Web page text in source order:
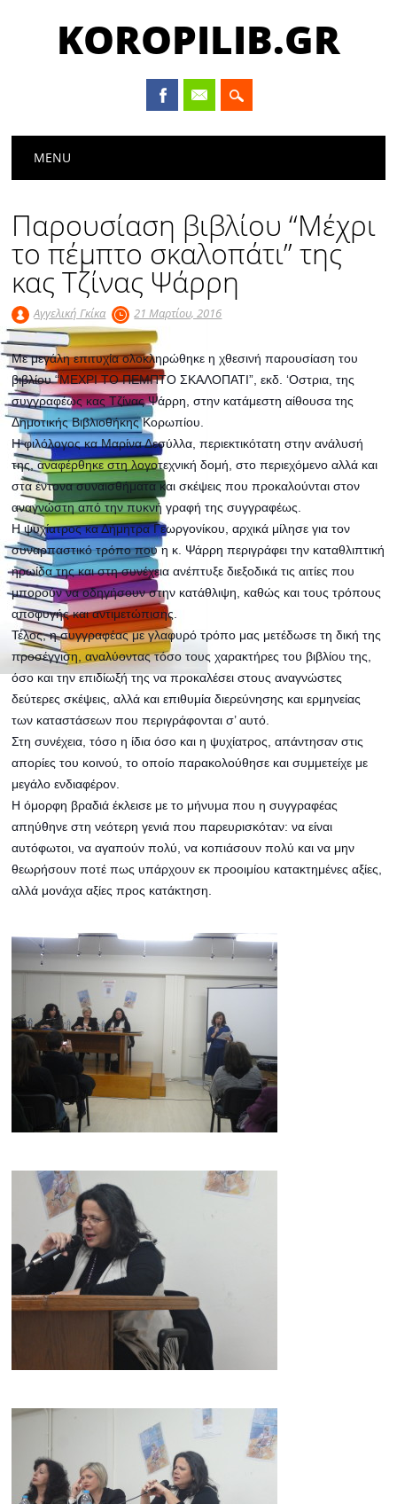
KOROPILIB.GR
Main menu
MENU
Παρουσίαση βιβλίου “Μέχρι
το πέμπτο σκαλοπάτι” της
κας Τζίνας Ψάρρη
Αγγελική Γκίκα 21 Μαρτίου, 2016
Με μεγάλη επιτυχία ολοκληρώθηκε η χθεσινή παρουσίαση του
βιβλίου “MEΧΡΙ ΤΟ ΠΕΜΠΤΟ ΣΚΑΛΟΠΑΤΙ”, εκδ. ‘Οστρια, της
συγγραφέως κας Τζίνας Ψάρρη, στην κατάμεστη αίθουσα της
Δημοτικής Βιβλιοθήκης Κορωπίου.
Η φιλόλογος κα Μαρίνα Δεσύλλα, περιεκτικότατη στην ανάλυσή
της, αναφέρθηκε στη λογοτεχνική δομή, στο περιεχόμενο αλλά και
στα έντονα συναισθήματα και σκέψεις που προκαλούνται στον
αναγνώστη από την πυκνή γραφή της συγγραφέως.
Η ψυχίατρος κα Δήμητρα Γεωργονίκου, αρχικά μίλησε για τον
συναρπαστικό τρόπο που η κ. Ψάρρη περιγράφει την καταθλιπτική
ηρωίδα της και στη συνέχεια ανέπτυξε διεξοδικά τις αιτίες που
μπορούν να οδηγήσουν στην κατάθλιψη, καθώς και τους τρόπους
αποφυγής και αντιμετώπισης.
Τέλος, η συγγραφέας με γλαφυρό τρόπο μας μετέδωσε τη δική της
προσέγγιση, αναλύοντας τόσο τους χαρακτήρες του βιβλίου της,
όσο και την επιδίωξή της να προκαλέσει στους αναγνώστες
δεύτερες σκέψεις, αλλά και επιθυμία διερεύνησης και ερμηνείας
των καταστάσεων που περιγράφονται σ’ αυτό.
Στη συνέχεια, τόσο η ίδια όσο και η ψυχίατρος, απάντησαν στις
απορίες του κοινού, το οποίο παρακολούθησε και συμμετείχε με
μεγάλο ενδιαφέρον.
Η όμορφη βραδιά έκλεισε με το μήνυμα που η συγγραφέας
απηύθηνε στη νεότερη γενιά που παρευρισκόταν: να είναι
αυτόφωτοι, να αγαπούν πολύ, να κοπιάσουν πολύ και να μην
θεωρήσουν ποτέ πως υπάρχουν εκ προοιμίου κατακτημένες αξίες,
αλλά μονάχα αξίες προς κατάκτηση.